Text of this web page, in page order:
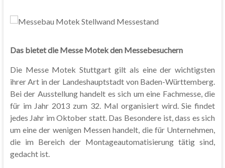
Das bietet die Messe Motek den Messebesuchern
Die Messe Motek Stuttgart gilt als eine der wichtigsten
ihrer Art in der Landeshauptstadt von Baden-Württemberg.
Bei der Ausstellung handelt es sich um eine Fachmesse, die
für im Jahr 2013 zum 32. Mal organisiert wird. Sie findet
jedes Jahr im Oktober statt. Das Besondere ist, dass es sich
um eine der wenigen Messen handelt, die für Unternehmen,
die im Bereich der Montageautomatisierung tätig sind,
gedacht ist.